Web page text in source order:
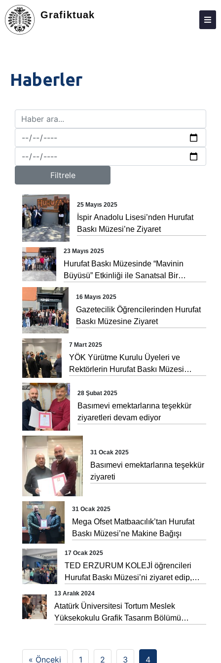
Grafiktuak
ARAŞTIRMA
BASKI MÜZESI
İLETIŞIM
Haberler
Filtrele
25 Mayıs 2025
İspir Anadolu Lisesi’nden Hurufat
Baskı Müzesi’ne Ziyaret
23 Mayıs 2025
Hurufat Baskı Müzesinde “Mavinin
Büyüsü” Etkinliği ile Sanatsal Bir
Yolculuk Gerçekleşti
16 Mayıs 2025
Gazetecilik Öğrencilerinden Hurufat
Baskı Müzesine Ziyaret
7 Mart 2025
YÖK Yürütme Kurulu Üyeleri ve
Rektörlerin Hurufat Baskı Müzesi
Ziyareti
28 Şubat 2025
Basımevi emektarlarına teşekkür
ziyaretleri devam ediyor
31 Ocak 2025
Basımevi emektarlarına teşekkür
ziyareti
31 Ocak 2025
Mega Ofset Matbaacılık’tan Hurufat
Baskı Müzesi’ne Makine Bağışı
17 Ocak 2025
TED ERZURUM KOLEJİ öğrencileri
Hurufat Baskı Müzesi’ni ziyaret edip,
bilgi aldılar.
13 Aralık 2024
Atatürk Üniversitesi Tortum Meslek
Yüksekokulu Grafik Tasarım Bölümü
« Önceki 1 2 3 4